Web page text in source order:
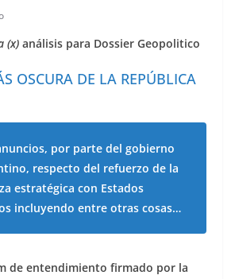
(x) análisis para Dossier Geopolitico
OSCURA DE LA REPÚBLICA
por parte del gobierno
respecto del refuerzo de la
estratégica con Estados
incluyendo entre otras cosas…
de entendimiento firmado por la